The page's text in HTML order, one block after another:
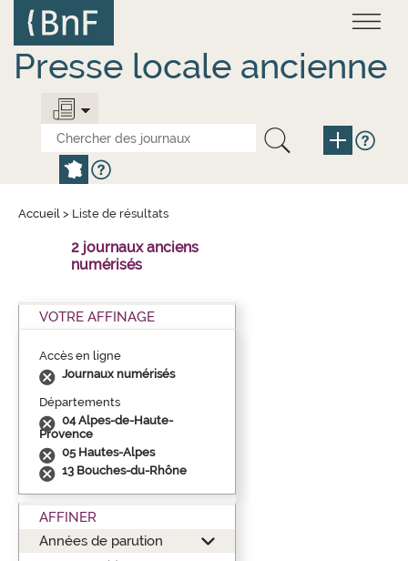
contenu
principal
Presse locale ancienne
Accueil > Liste de résultats
2 journaux anciens
numérisés
VOTRE AFFINAGE
Accès en ligne
Journaux numérisés
Départements
04 Alpes-de-Haute-
Provence
05 Hautes-Alpes
13 Bouches-du-Rhône
AFFINER
Années de parution
Panneau de gestion des cookies